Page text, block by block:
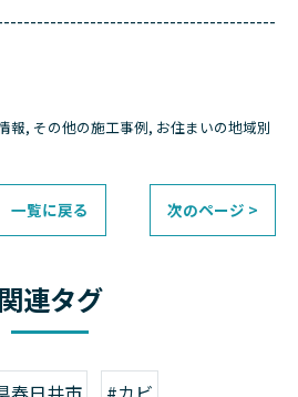
報 その他の施工事例 お住まいの地域別
一覧に戻る 次のページ >
関連タグ